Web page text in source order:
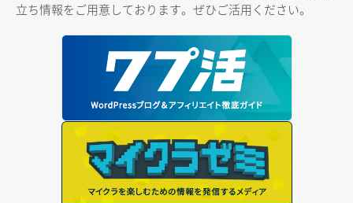
立ち情報をご用意しております。ぜひご活用ください。